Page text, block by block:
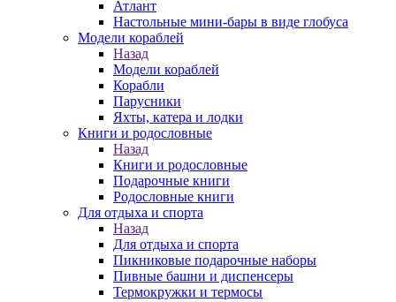
Атлант
Настольные мини-бары в виде глобуса
Модели кораблей
Назад
Модели кораблей
Корабли
Парусники
Яхты, катера и лодки
Книги и родословные
Назад
Книги и родословные
Подарочные книги
Родословные книги
Для отдыха и спорта
Назад
Для отдыха и спорта
Пикниковые подарочные наборы
Пивные башни и диспенсеры
Термокружки и термосы